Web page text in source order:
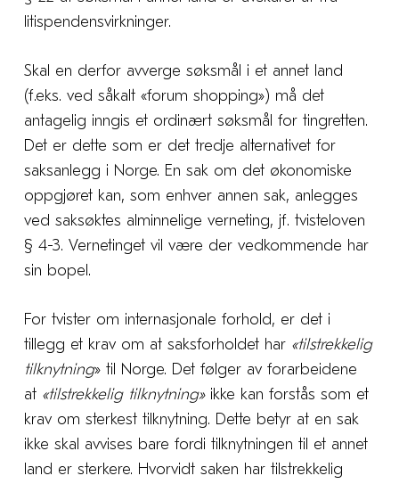
litispendensvirkninger.
Skal en derfor avverge søksmål i et annet land
(f.eks. ved såkalt «forum shopping») må det
antagelig inngis et ordinært søksmål for tingretten.
Det er dette som er det tredje alternativet for
saksanlegg i Norge. En sak om det økonomiske
oppgjøret kan, som enhver annen sak, anlegges
ved saksøktes alminnelige verneting, jf. tvisteloven
§ 4-3. Vernetinget vil være der vedkommende har
sin bopel.
For tvister om internasjonale forhold, er det i
tillegg et krav om at saksforholdet har «tilstrekkelig
tilknytning» til Norge. Det følger av forarbeidene
at «tilstrekkelig tilknytning»ikke kan forstås som et
krav om sterkest tilknytning. Dette betyr at en sak
ikke skal avvises bare fordi tilknytningen til et annet
land er sterkere. Hvorvidt saken har tilstrekkelig